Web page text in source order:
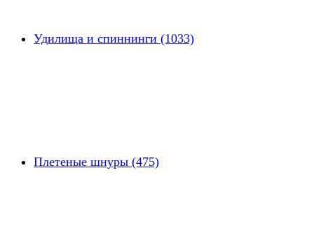
Удилища и спиннинги (1033)
Плетеные шнуры (475)